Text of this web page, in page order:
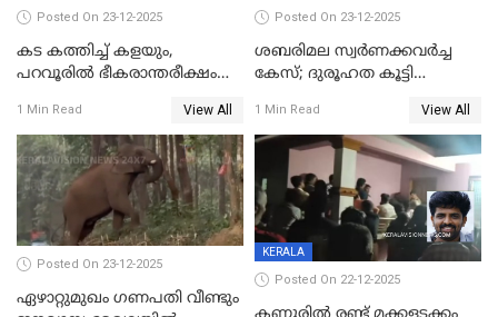
Posted On 23-12-2025
കട കത്തിച്ച് കളയും,
പറവൂരില്‍ ഭീകരാന്തരീക്ഷം
1 Min Read View All
Posted On 23-12-2025
ശബരിമല സ്വര്‍ണക്കവര്‍ച്ച
കേസ്; ദുരൂഹത കൂട്ടി
1 Min Read View All
Posted On 23-12-2025
ഏഴാറ്റുമുഖം ഗണപതി വീണ്ടും
KERALA
Posted On 22-12-2025